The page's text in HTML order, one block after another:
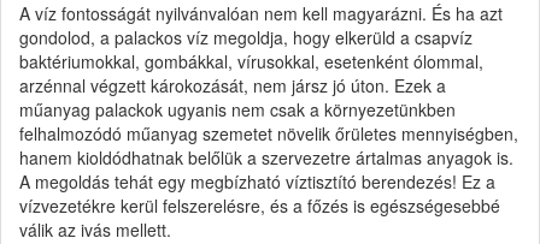
A víz fontosságát nyilvánvalóan nem kell magyarázni. És ha azt
gondolod, a palackos víz megoldja, hogy elkerüld a csapvíz
baktériumokkal, gombákkal, vírusokkal, esetenként ólommal,
arzénnal végzett károkozását, nem jársz jó úton. Ezek a
műanyag palackok ugyanis nem csak a környezetünkben
felhalmozódó műanyag szemetet növelik őrületes mennyiségben,
hanem kioldódhatnak belőlük a szervezetre ártalmas anyagok is.
A megoldás tehát egy megbízható víztisztító berendezés! Ez a
vízvezetékre kerül felszerelésre, és a főzés is egészségesebbé
válik az ivás mellett.